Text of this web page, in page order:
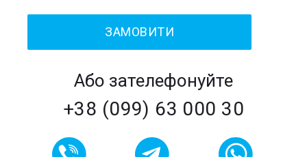
Або зателефонуйте
+38 (099) 63 000 30